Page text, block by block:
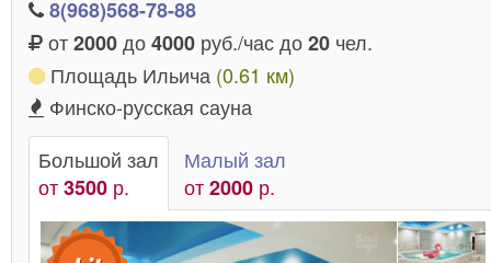
8(968)568-78-88
от2000до4000 руб./час до20 чел.
Площадь Ильича (0.61 км)
Финско-русская сауна
Большой зал
от3500 р.
Малый зал
от2000 р.